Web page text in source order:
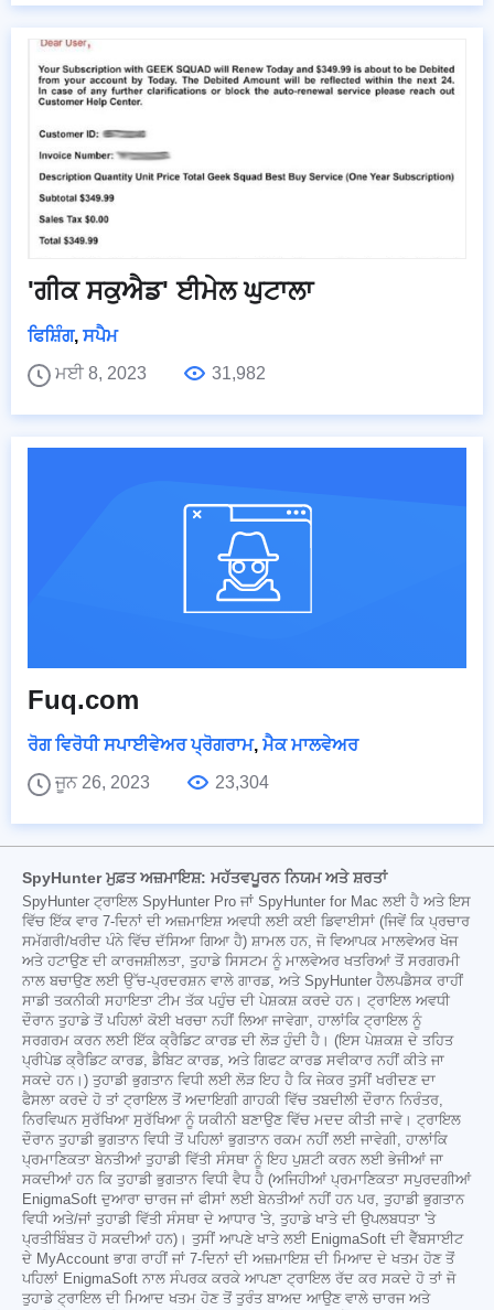
'ਗੀਕ ਸਕੁਐਡ' ਈਮੇਲ ਘੁਟਾਲਾ
ਫਿਸ਼ਿੰਗ, ਸਪੈਮ
ਮਈ 8, 2023
31,982
Fuq.com
ਰੋਗ ਵਿਰੋਧੀ ਸਪਾਈਵੇਅਰ ਪ੍ਰੋਗਰਾਮ, ਮੈਕ ਮਾਲਵੇਅਰ
ਜੂਨ 26, 2023
23,304
SpyHunter ਮੁਫ਼ਤ ਅਜ਼ਮਾਇਸ਼: ਮਹੱਤਵਪੂਰਨ ਨਿਯਮ ਅਤੇ ਸ਼ਰਤਾਂ
SpyHunter ਟ੍ਰਾਇਲ SpyHunter Pro ਜਾਂ SpyHunter for Mac ਲਈ ਹੈ ਅਤੇ ਇਸ
ਵਿੱਚ ਇੱਕ ਵਾਰ 7-ਦਿਨਾਂ ਦੀ ਅਜ਼ਮਾਇਸ਼ ਅਵਧੀ ਲਈ ਕਈ ਡਿਵਾਈਸਾਂ (ਜਿਵੇਂ ਕਿ ਪ੍ਰਚਾਰ
ਸਮੱਗਰੀ/ਖਰੀਦ ਪੰਨੇ ਵਿੱਚ ਦੱਸਿਆ ਗਿਆ ਹੈ) ਸ਼ਾਮਲ ਹਨ, ਜੋ ਵਿਆਪਕ ਮਾਲਵੇਅਰ ਖੋਜ
ਅਤੇ ਹਟਾਉਣ ਦੀ ਕਾਰਜਸ਼ੀਲਤਾ, ਤੁਹਾਡੇ ਸਿਸਟਮ ਨੂੰ ਮਾਲਵੇਅਰ ਖਤਰਿਆਂ ਤੋਂ ਸਰਗਰਮੀ
ਨਾਲ ਬਚਾਉਣ ਲਈ ਉੱਚ-ਪ੍ਰਦਰਸ਼ਨ ਵਾਲੇ ਗਾਰਡ, ਅਤੇ SpyHunter ਹੈਲਪਡੈਸਕ ਰਾਹੀਂ
ਸਾਡੀ ਤਕਨੀਕੀ ਸਹਾਇਤਾ ਟੀਮ ਤੱਕ ਪਹੁੰਚ ਦੀ ਪੇਸ਼ਕਸ਼ ਕਰਦੇ ਹਨ। ਟ੍ਰਾਇਲ ਅਵਧੀ
ਦੌਰਾਨ ਤੁਹਾਡੇ ਤੋਂ ਪਹਿਲਾਂ ਕੋਈ ਖਰਚਾ ਨਹੀਂ ਲਿਆ ਜਾਵੇਗਾ, ਹਾਲਾਂਕਿ ਟ੍ਰਾਇਲ ਨੂੰ
ਸਰਗਰਮ ਕਰਨ ਲਈ ਇੱਕ ਕ੍ਰੈਡਿਟ ਕਾਰਡ ਦੀ ਲੋੜ ਹੁੰਦੀ ਹੈ। (ਇਸ ਪੇਸ਼ਕਸ਼ ਦੇ ਤਹਿਤ
ਪ੍ਰੀਪੇਡ ਕ੍ਰੈਡਿਟ ਕਾਰਡ, ਡੈਬਿਟ ਕਾਰਡ, ਅਤੇ ਗਿਫਟ ਕਾਰਡ ਸਵੀਕਾਰ ਨਹੀਂ ਕੀਤੇ ਜਾ
ਸਕਦੇ ਹਨ।) ਤੁਹਾਡੀ ਭੁਗਤਾਨ ਵਿਧੀ ਲਈ ਲੋੜ ਇਹ ਹੈ ਕਿ ਜੇਕਰ ਤੁਸੀਂ ਖਰੀਦਣ ਦਾ
ਫੈਸਲਾ ਕਰਦੇ ਹੋ ਤਾਂ ਟ੍ਰਾਇਲ ਤੋਂ ਅਦਾਇਗੀ ਗਾਹਕੀ ਵਿੱਚ ਤਬਦੀਲੀ ਦੌਰਾਨ ਨਿਰੰਤਰ,
ਨਿਰਵਿਘਨ ਸੁਰੱਖਿਆ ਸੁਰੱਖਿਆ ਨੂੰ ਯਕੀਨੀ ਬਣਾਉਣ ਵਿੱਚ ਮਦਦ ਕੀਤੀ ਜਾਵੇ। ਟ੍ਰਾਇਲ
ਦੌਰਾਨ ਤੁਹਾਡੀ ਭੁਗਤਾਨ ਵਿਧੀ ਤੋਂ ਪਹਿਲਾਂ ਭੁਗਤਾਨ ਰਕਮ ਨਹੀਂ ਲਈ ਜਾਵੇਗੀ, ਹਾਲਾਂਕਿ
ਪ੍ਰਮਾਣਿਕਤਾ ਬੇਨਤੀਆਂ ਤੁਹਾਡੀ ਵਿੱਤੀ ਸੰਸਥਾ ਨੂੰ ਇਹ ਪੁਸ਼ਟੀ ਕਰਨ ਲਈ ਭੇਜੀਆਂ ਜਾ
ਸਕਦੀਆਂ ਹਨ ਕਿ ਤੁਹਾਡੀ ਭੁਗਤਾਨ ਵਿਧੀ ਵੈਧ ਹੈ (ਅਜਿਹੀਆਂ ਪ੍ਰਮਾਣਿਕਤਾ ਸਪੁਰਦਗੀਆਂ
EnigmaSoft ਦੁਆਰਾ ਚਾਰਜ ਜਾਂ ਫੀਸਾਂ ਲਈ ਬੇਨਤੀਆਂ ਨਹੀਂ ਹਨ ਪਰ, ਤੁਹਾਡੀ ਭੁਗਤਾਨ
ਵਿਧੀ ਅਤੇ/ਜਾਂ ਤੁਹਾਡੀ ਵਿੱਤੀ ਸੰਸਥਾ ਦੇ ਆਧਾਰ 'ਤੇ, ਤੁਹਾਡੇ ਖਾਤੇ ਦੀ ਉਪਲਬਧਤਾ 'ਤੇ
ਪ੍ਰਤੀਬਿੰਬਤ ਹੋ ਸਕਦੀਆਂ ਹਨ)। ਤੁਸੀਂ ਆਪਣੇ ਖਾਤੇ ਲਈ EnigmaSoft ਦੀ ਵੈੱਬਸਾਈਟ
ਦੇ MyAccount ਭਾਗ ਰਾਹੀਂ ਜਾਂ 7-ਦਿਨਾਂ ਦੀ ਅਜ਼ਮਾਇਸ਼ ਦੀ ਮਿਆਦ ਦੇ ਖਤਮ ਹੋਣ ਤੋਂ
ਪਹਿਲਾਂ EnigmaSoft ਨਾਲ ਸੰਪਰਕ ਕਰਕੇ ਆਪਣਾ ਟ੍ਰਾਇਲ ਰੱਦ ਕਰ ਸਕਦੇ ਹੋ ਤਾਂ ਜੋ
ਤੁਹਾਡੇ ਟ੍ਰਾਇਲ ਦੀ ਮਿਆਦ ਖਤਮ ਹੋਣ ਤੋਂ ਤੁਰੰਤ ਬਾਅਦ ਆਉਣ ਵਾਲੇ ਚਾਰਜ ਅਤੇ